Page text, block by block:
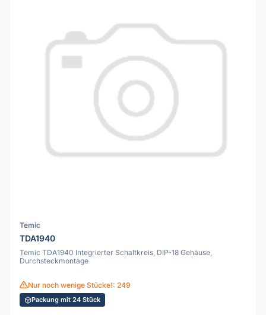
Temic
TDA1940
Temic TDA1940 Integrierter Schaltkreis, DIP-18 Gehäuse,
Durchsteckmontage
Nur noch wenige Stücke!: 249
Packung mit 24 Stück